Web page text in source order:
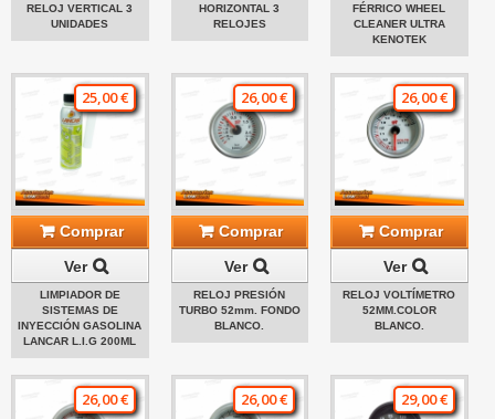
RELOJ VERTICAL 3
UNIDADES
HORIZONTAL 3
RELOJES
FÉRRICO WHEEL
CLEANER ULTRA
KENOTEK
25,00 €
Comprar
Ver
LIMPIADOR DE
SISTEMAS DE
INYECCIÓN GASOLINA
LANCAR L.I.G 200ML
26,00 €
Comprar
Ver
RELOJ PRESIÓN
TURBO 52mm. FONDO
BLANCO.
26,00 €
Comprar
Ver
RELOJ VOLTÍMETRO
52MM.COLOR
BLANCO.
26,00 € 26,00 € 29,00 €